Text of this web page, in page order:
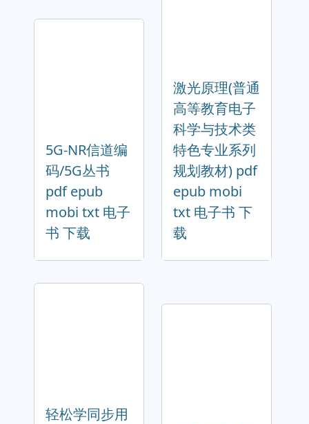
5G-NR信道编
码/5G丛书
pdf epub
mobi txt 电子
书 下载
激光原理(普通
高等教育电子
科学与技术类
特色专业系列
规划教材) pdf
epub mobi
txt 电子书 下
载
轻松学同步用